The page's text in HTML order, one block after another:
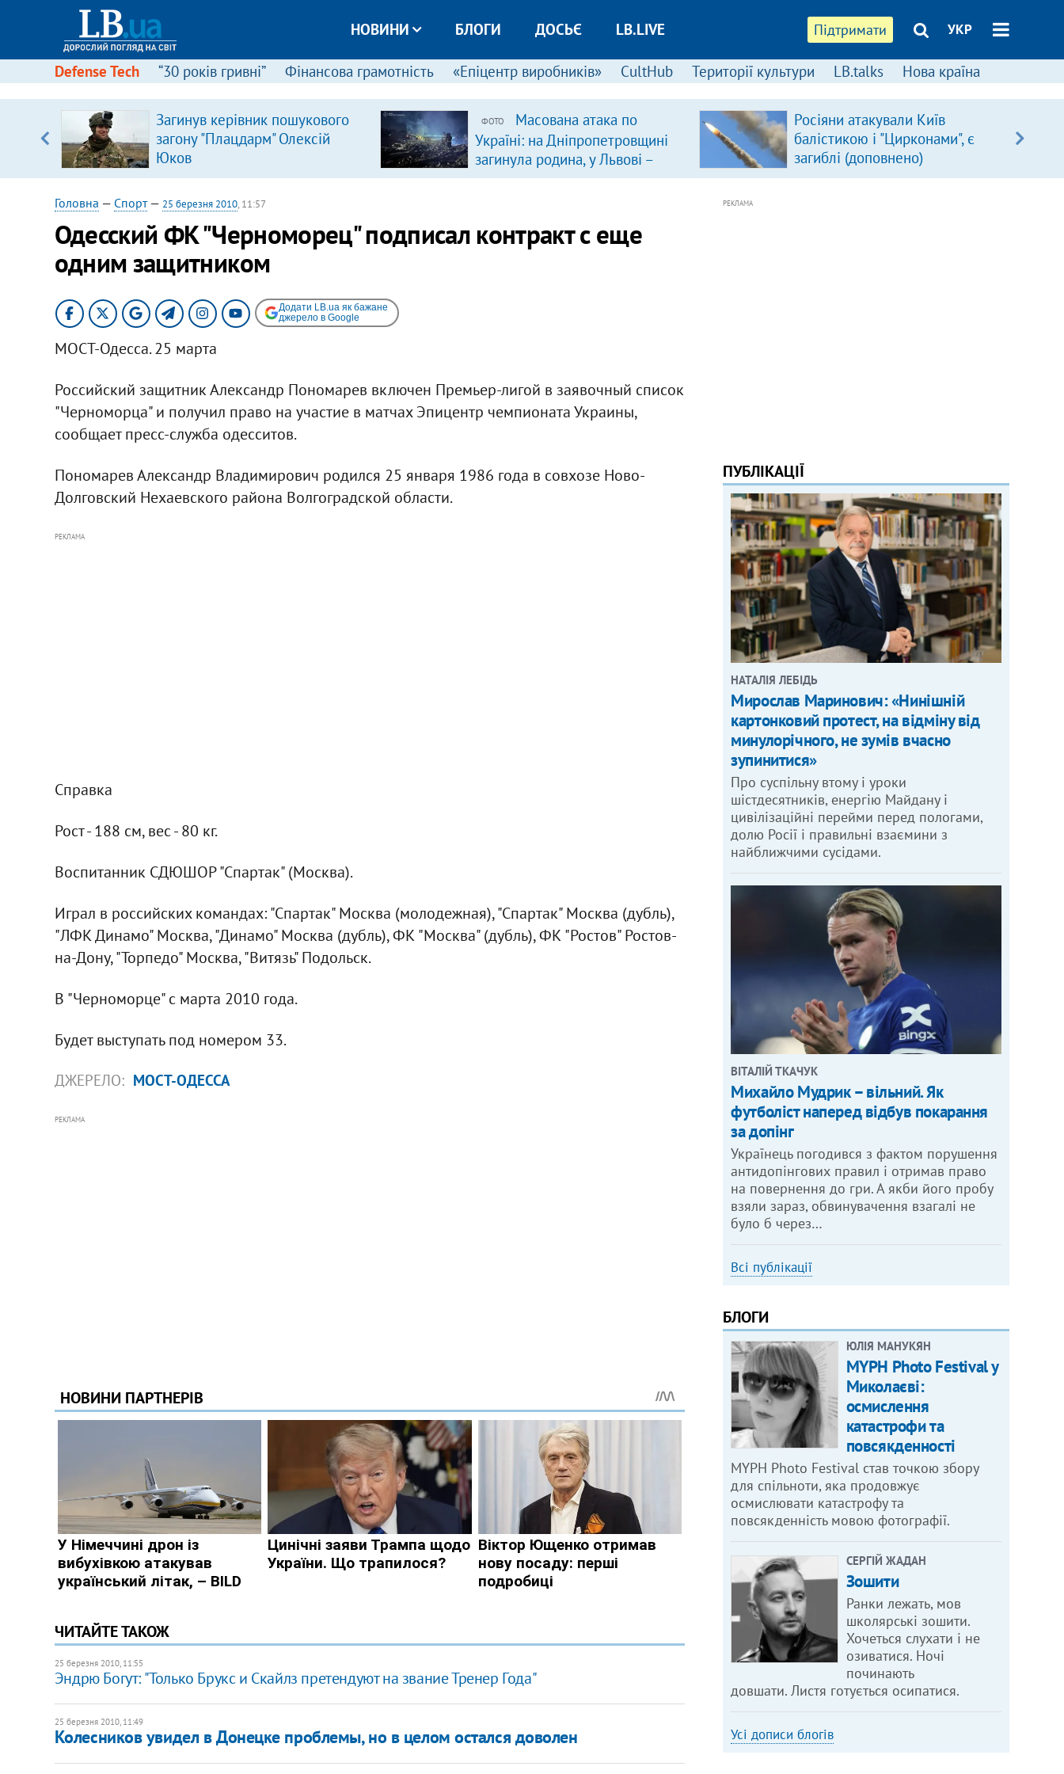
Підтримати УКР
НОВИНИ БЛОГИ ДОСЬЄ LB.LIVE
Defense Tech “30 років гривні” Фінансова грамотність «Епіцентр виробників» CultHub Території культури LB.talks Нова країна
Загинув керівник пошукового
загону "Плацдарм" Олексій
Юков
ФОТО
Масована атака по
Україні: на Дніпропетровщині
загинула родина, у Львові –
удар по багатоповерхівках
Росіяни атакували Київ
балістикою і "Цирконами", є
загиблі (доповнено)
Головна — Спорт— 25 березня 2010, 11:57
Одесский ФК "Черноморец" подписал контракт с еще
одним защитником
Додати LB.ua як бажане
джерело в Google
МОСТ-Одесса. 25 марта
Российский защитник Александр Пономарев включен Премьер-лигой в заявочный список
"Черноморца" и получил право на участие в матчах Эпицентр чемпионата Украины,
сообщает пресс-служба одесситов.
Пономарев Александр Владимирович родился 25 января 1986 года в совхозе Ново-
Долговский Нехаевского района Волгоградской области.
РЕКЛАМА
Справка
Рост - 188 см, вес - 80 кг.
Воспитанник СДЮШОР "Спартак" (Москва).
Играл в российских командах: "Спартак" Москва (молодежная), "Спартак" Москва (дубль),
"ЛФК Динамо" Москва, "Динамо" Москва (дубль), ФК "Москва" (дубль), ФК "Ростов" Ростов-
на-Дону, "Торпедо" Москва, "Витязь" Подольск.
В "Черноморце" с марта 2010 года.
Будет выступать под номером 33.
ДЖЕРЕЛО: МОСТ-ОДЕССА
РЕКЛАМА
ЧИТАЙТЕ ТАКОЖ
25 березня 2010, 11:55
Эндрю Богут: "Только Брукс и Скайлз претендуют на звание Тренер Года"
25 березня 2010, 11:49
Колесников увидел в Донецке проблемы, но в целом остался доволен
РЕКЛАМА
ПУБЛІКАЦІЇ
НАТАЛІЯ ЛЕБІДЬ
Мирослав Маринович: «Нинішній
картонковий протест, на відміну від
минулорічного, не зумів вчасно
зупинитися»
Про суспільну втому і уроки
шістдесятників, енергію Майдану і
цивілізаційні перейми перед пологами,
долю Росії і правильні взаємини з
найближчими сусідами.
ВІТАЛІЙ ТКАЧУК
Михайло Мудрик – вільний. Як
футболіст наперед відбув покарання
за допінг
Українець погодився з фактом порушення
антидопінгових правил і отримав право
на повернення до гри. А якби його пробу
взяли зараз, обвинувачення взагалі не
було б через…
Всі публікації
БЛОГИ
ЮЛІЯ МАНУКЯН
MYPH Photo Festival у
Миколаєві:
осмислення
катастрофи та
повсякденності
MYPH Photo Festival став точкою збору
для спільноти, яка продовжує
осмислювати катастрофу та
повсякденність мовою фотографії.
СЕРГІЙ ЖАДАН
Зошити
Ранки лежать, мов
школярські зошити.
Хочеться слухати і не
озиватися. Ночі
починають
довшати. Листя готується осипатися.
Усі дописи блогів